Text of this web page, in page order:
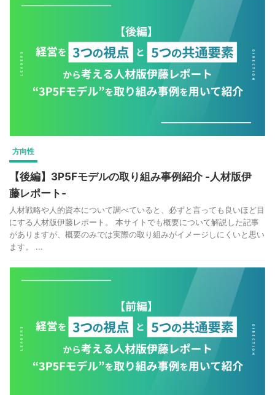
方向性
【後編】3P5Fモデルの取り組み事例紹介 ‐人材版伊
藤レポート‐
人材戦略や人的資本について調べていると、必ずと言っても良いほど目
にする人材版伊藤レポート。 本サイトでも概要について解説した記事
がありますが、概要のみでは実際の取り組みがイメージしにくいと思い
ます。 ...